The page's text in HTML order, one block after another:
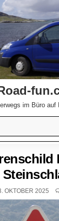
im Büro auf
OKTOBER 2025